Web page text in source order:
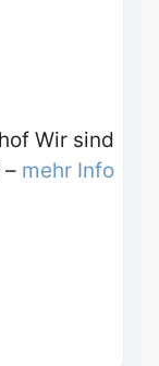
Wir sind
– mehr Info